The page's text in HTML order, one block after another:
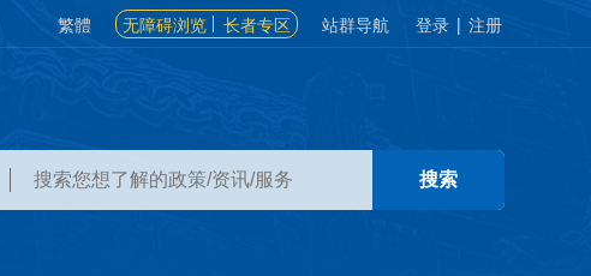
繁體 无障碍浏览 长者专区 站群导航 登录 | 注册